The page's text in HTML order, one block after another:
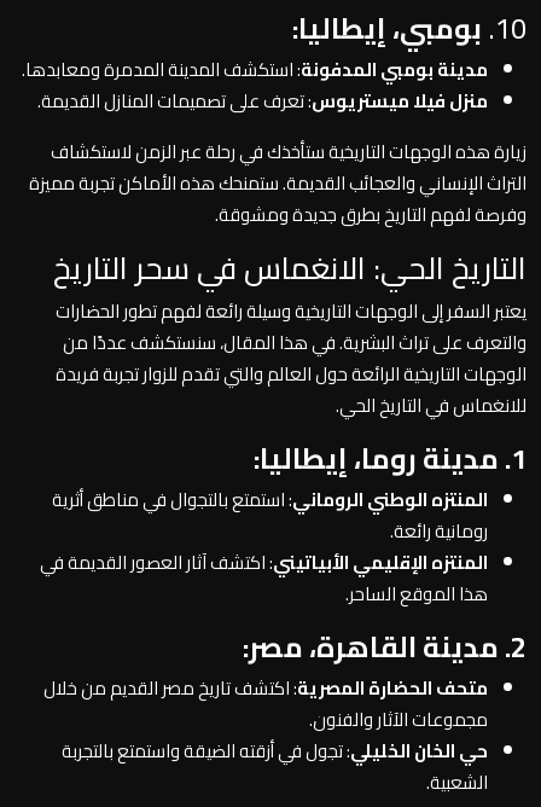
10. بومبي، إيطاليا:
مدينة بومبي المدفونة: استكشف المدينة المدمرة ومعابدها.
منزل فيلا ميستريوس: تعرف على تصميمات المنازل القديمة.
زيارة هذه الوجهات التاريخية ستأخذك في رحلة عبر الزمن لاستكشاف
التراث الإنساني والعجائب القديمة. ستمنحك هذه الأماكن تجربة مميزة
وفرصة لفهم التاريخ بطرق جديدة ومشوقة.
التاريخ الحي: الانغماس في سحر التاريخ
يعتبر السفر إلى الوجهات التاريخية وسيلة رائعة لفهم تطور الحضارات
والتعرف على تراث البشرية. في هذا المقال، سنستكشف عددًا من
الوجهات التاريخية الرائعة حول العالم والتي تقدم للزوار تجربة فريدة
للانغماس في التاريخ الحي.
1. مدينة روما، إيطاليا:
المنتزه الوطني الروماني: استمتع بالتجوال في مناطق أثرية
رومانية رائعة.
المنتزه الإقليمي الأبياتيني: اكتشف آثار العصور القديمة في
هذا الموقع الساحر.
2. مدينة القاهرة، مصر:
متحف الحضارة المصرية: اكتشف تاريخ مصر القديم من خلال
مجموعات الآثار والفنون.
حي الخان الخليلي: تجول في أزقته الضيقة واستمتع بالتجربة
الشعبية.